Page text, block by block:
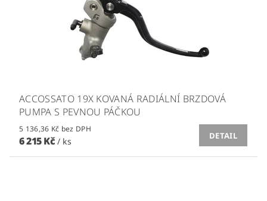
ACCOSSATO 19X KOVANÁ RADIÁLNÍ BRZDOVÁ
PUMPA S PEVNOU PÁČKOU
5 136,36 Kč bez DPH
6 215 Kč / ks
DETAIL